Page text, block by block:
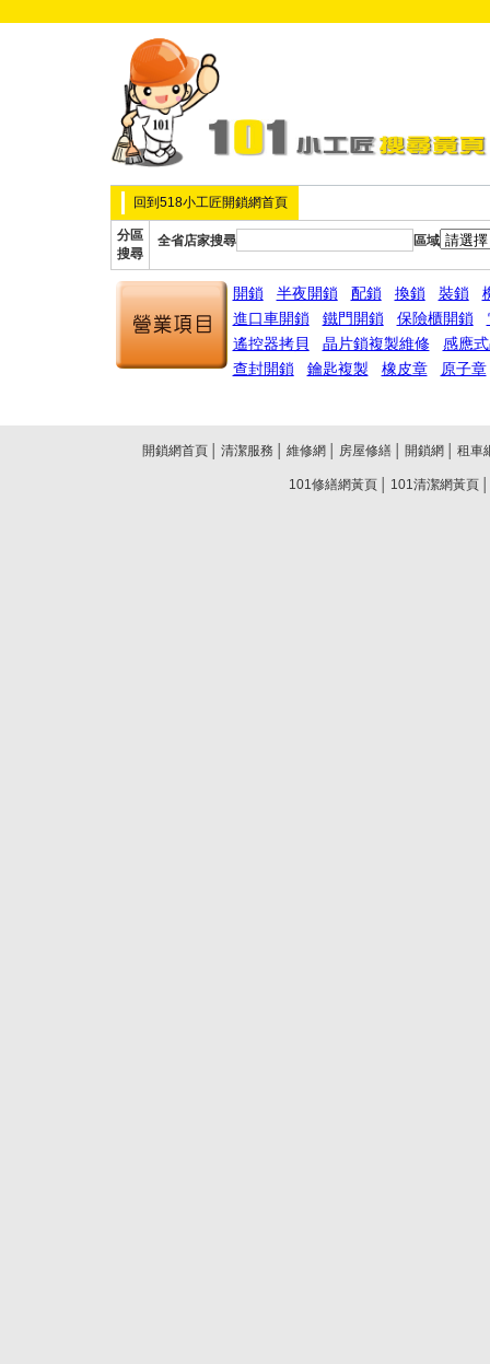
回到518小工匠開鎖網首頁
分區
搜尋
全省店家搜尋 區域
開鎖 半夜開鎖 配鎖 換鎖 裝鎖
進口車開鎖
鐵門開鎖 保險櫃開鎖
遙控器拷貝
晶片鎖複製維修
感應
查封開鎖
鑰匙複製 橡皮章 原子章
開鎖網首頁 清潔服務 維修網 房屋修繕 開鎖網 租車
101修繕網黃頁 101清潔網黃頁